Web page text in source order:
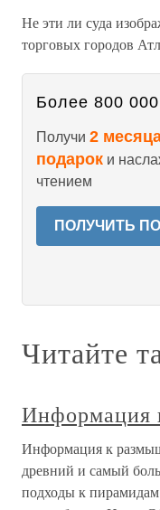
Не эти ли суда
торговых городов
Более 800 000
Получи 2
подарок и
чтением
ПОЛУЧИТЬ
Читайте
Информация
Информация к
древний и самый
подходы к